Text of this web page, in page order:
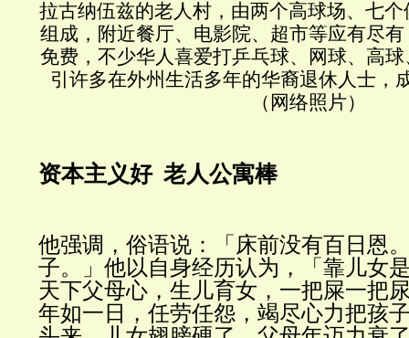
拉古纳伍兹的老人村，由两个高球场、七个
组成，附近餐厅、电影院、超市等应有尽
免费，不少华人喜爱打乒乓球、网球、高
引许多在外州生活多年的华裔退休人士，
（网络照片）
资本主义好 老人公寓棒
他强调，俗语说：「床前没有百日恩
子。」他以自身经历认为，「靠儿女
天下父母心，生儿育女，一把屎一把
年如一日，任劳任怨，竭尽心力把孩